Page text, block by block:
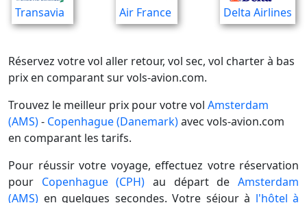
Transavia Air France Delta Airlines
Réservez votre vol aller retour, vol sec, vol charter à bas
prix en comparant sur vols-avion.com.
Trouvez le meilleur prix pour votre vol Amsterdam
(AMS)- Copenhague (Danemark)avec vols-avion.com
en comparant les tarifs.
Pour réussir votre voyage, effectuez votre réservation
pour Copenhague (CPH) au départ deAmsterdam
(AMS) en quelques secondes. Votre séjour à l'hôtel à